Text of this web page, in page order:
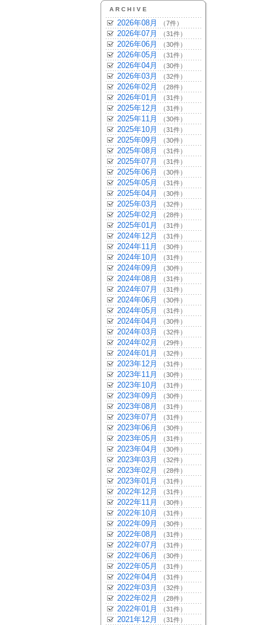
ARCHIVE
2026年08月 （7件）
2026年07月 （31件）
2026年06月 （30件）
2026年05月 （31件）
2026年04月 （30件）
2026年03月 （32件）
2026年02月 （28件）
2026年01月 （31件）
2025年12月 （31件）
2025年11月 （30件）
2025年10月 （31件）
2025年09月 （30件）
2025年08月 （31件）
2025年07月 （31件）
2025年06月 （30件）
2025年05月 （31件）
2025年04月 （30件）
2025年03月 （32件）
2025年02月 （28件）
2025年01月 （31件）
2024年12月 （31件）
2024年11月 （30件）
2024年10月 （31件）
2024年09月 （30件）
2024年08月 （31件）
2024年07月 （31件）
2024年06月 （30件）
2024年05月 （31件）
2024年04月 （30件）
2024年03月 （32件）
2024年02月 （29件）
2024年01月 （32件）
2023年12月 （31件）
2023年11月 （30件）
2023年10月 （31件）
2023年09月 （30件）
2023年08月 （31件）
2023年07月 （31件）
2023年06月 （30件）
2023年05月 （31件）
2023年04月 （30件）
2023年03月 （32件）
2023年02月 （28件）
2023年01月 （31件）
2022年12月 （31件）
2022年11月 （30件）
2022年10月 （31件）
2022年09月 （30件）
2022年08月 （31件）
2022年07月 （31件）
2022年06月 （30件）
2022年05月 （31件）
2022年04月 （31件）
2022年03月 （32件）
2022年02月 （28件）
2022年01月 （31件）
2021年12月 （31件）